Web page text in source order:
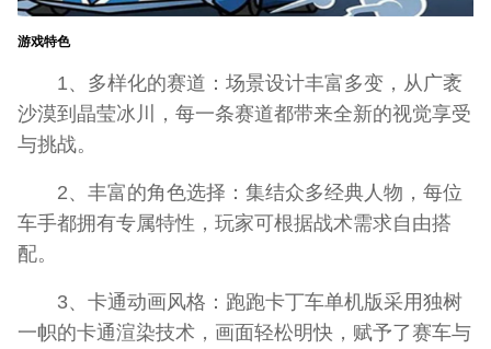
游戏特色
1、多样化的赛道：场景设计丰富多变，从广袤
沙漠到晶莹冰川，每一条赛道都带来全新的视觉享受
与挑战。
2、丰富的角色选择：集结众多经典人物，每位
车手都拥有专属特性，玩家可根据战术需求自由搭
配。
3、卡通动画风格：跑跑卡丁车单机版采用独树
一帜的卡通渲染技术，画面轻松明快，赋予了赛车与